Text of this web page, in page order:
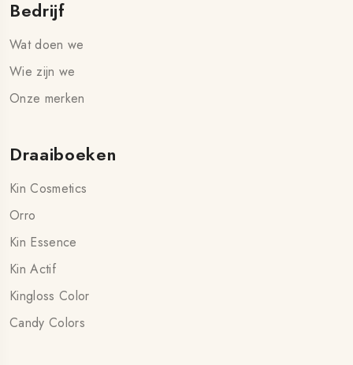
Bedrijf
Wat doen we
Wie zijn we
Onze merken
Draaiboeken
Kin Cosmetics
Orro
Kin Essence
Kin Actif
Kingloss Color
Candy Colors